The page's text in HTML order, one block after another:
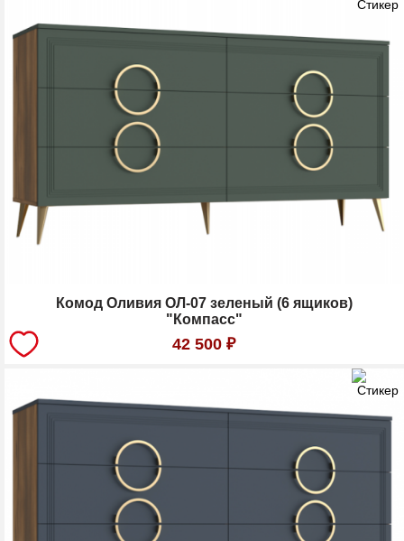
Комод Оливия ОЛ-07 зеленый (6 ящиков)
"Компасс"
42 500 ₽